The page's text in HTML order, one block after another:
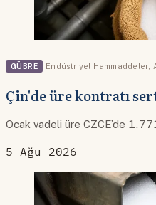
GÜBRE Endüstriyel Hammaddeler
Çin'de üre kontratı
Ocak vadeli üre CZCE’de
5 Ağu 2026